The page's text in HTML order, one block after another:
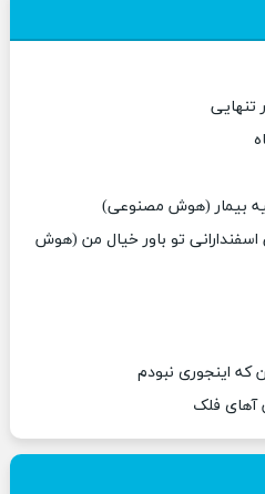
تنهایی
بیمار (هوش مصنوعی)
تو باور خیال من (هوش
که اینجوری نبودم
آهای فلک